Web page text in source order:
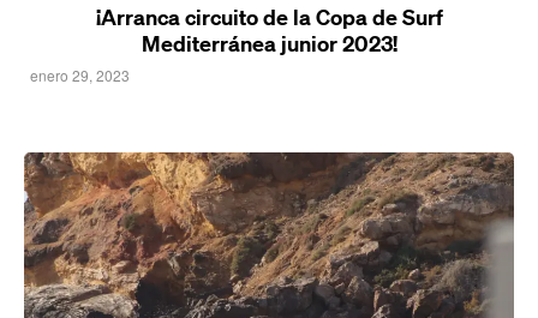
¡Arranca circuito de la Copa de Surf
Mediterránea junior 2023!
enero 29, 2023